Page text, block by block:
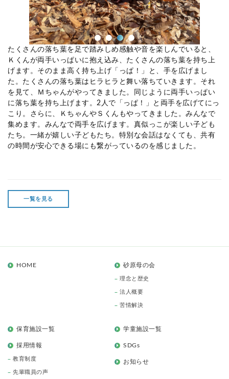
たくさんの落ち葉を足で踏みしめ感触や音を楽しんでいると、
Ｋくんが両手いっぱいに抱え込み、たくさんの落ち葉を持ち上
げます。そのまま高く持ち上げ「っぱ！」と、手を広げまし
た。たくさんの落ち葉はヒラヒラと舞い落ちていきます。それ
を見て、Ｍちゃんがやってきました。同じように両手いっぱい
に落ち葉を持ち上げます。2人で「っぱ！」と両手を広げてにっ
こり。さらに、ＫちゃんやＳくんもやってきました。みんなで
集めます。みんなで両手を広げます。真似っこが楽しい子ども
たち。一緒が嬉しい子どもたち。特別な会話はなくても、共有
の時間が安心できる場にも繋がっているのを感じました。
一覧を見る
HOME 砂原母の会
理念と歴史
法人概要
苦情解決
保育施設一覧 学童施設一覧
採用情報
教育制度
先輩職員の声
SDGs
お知らせ